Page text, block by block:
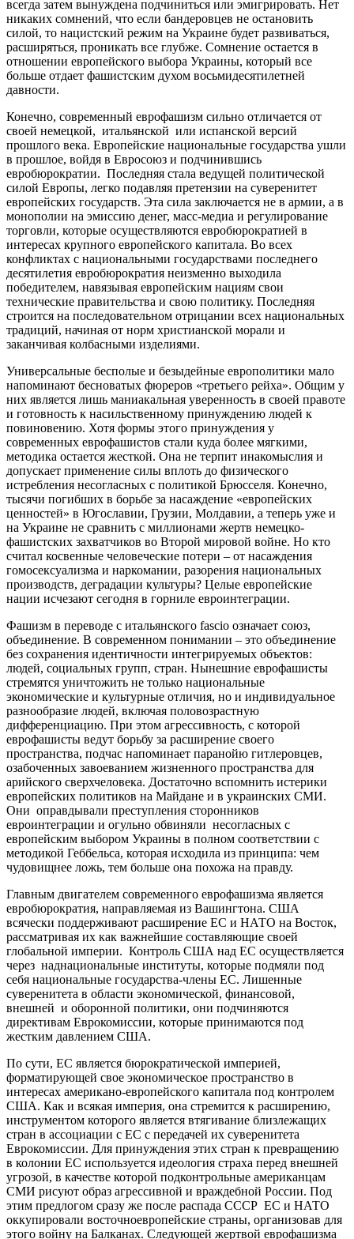
всегда затем вынуждена подчиниться или эмигрировать. Нет
никаких сомнений, что если бандеровцев не остановить
силой, то нацистский режим на Украине будет развиваться,
расширяться, проникать все глубже. Сомнение остается в
отношении европейского выбора Украины, который все
больше отдает фашистским духом восьмидесятилетней
давности.
Конечно, современный еврофашизм сильно отличается от
своей немецкой, итальянской или испанской версий
прошлого века. Европейские национальные государства ушли
в прошлое, войдя в Евросоюз и подчинившись
евробюрократии. Последняя стала ведущей политической
силой Европы, легко подавляя претензии на суверенитет
европейских государств. Эта сила заключается не в армии, а в
монополии на эмиссию денег, масс-медиа и регулирование
торговли, которые осуществляются евробюрократией в
интересах крупного европейского капитала. Во всех
конфликтах с национальными государствами последнего
десятилетия евробюрократия неизменно выходила
победителем, навязывая европейским нациям свои
технические правительства и свою политику. Последняя
строится на последовательном отрицании всех национальных
традиций, начиная от норм христианской морали и
заканчивая колбасными изделиями.
Универсальные бесполые и безыдейные европолитики мало
напоминают бесноватых фюреров «третьего рейха». Общим у
них является лишь маниакальная уверенность в своей правоте
и готовность к насильственному принуждению людей к
повиновению. Хотя формы этого принуждения у
современных еврофашистов стали куда более мягкими,
методика остается жесткой. Она не терпит инакомыслия и
допускает применение силы вплоть до физического
истребления несогласных с политикой Брюсселя. Конечно,
тысячи погибших в борьбе за насаждение «европейских
ценностей» в Югославии, Грузии, Молдавии, а теперь уже и
на Украине не сравнить с миллионами жертв немецко-
фашистских захватчиков во Второй мировой войне. Но кто
считал косвенные человеческие потери – от насаждения
гомосексуализма и наркомании, разорения национальных
производств, деградации культуры? Целые европейские
нации исчезают сегодня в горниле евроинтеграции.
Фашизм в переводе с итальянского fascio означает союз,
объединение. В современном понимании – это объединение
без сохранения идентичности интегрируемых объектов:
людей, социальных групп, стран. Нынешние еврофашисты
стремятся уничтожить не только национальные
экономические и культурные отличия, но и индивидуальное
разнообразие людей, включая половозрастную
дифференциацию. При этом агрессивность, с которой
еврофашисты ведут борьбу за расширение своего
пространства, подчас напоминает паранойю гитлеровцев,
озабоченных завоеванием жизненного пространства для
арийского сверхчеловека. Достаточно вспомнить истерики
европейских политиков на Майдане и в украинских СМИ.
Они оправдывали преступления сторонников
евроинтеграции и огульно обвиняли несогласных с
европейским выбором Украины в полном соответствии с
методикой Геббельса, которая исходила из принципа: чем
чудовищнее ложь, тем больше она похожа на правду.
Главным двигателем современного еврофашизма является
евробюрократия, направляемая из Вашингтона. США
всячески поддерживают расширение ЕС и НАТО на Восток,
рассматривая их как важнейшие составляющие своей
глобальной империи. Контроль США над ЕС осуществляется
через наднациональные институты, которые подмяли под
себя национальные государства-члены ЕС. Лишенные
суверенитета в области экономической, финансовой,
внешней и оборонной политики, они подчиняются
директивам Еврокомиссии, которые принимаются под
жестким давлением США.
По сути, ЕС является бюрократической империей,
форматирующей свое экономическое пространство в
интересах американо-европейского капитала под контролем
США. Как и всякая империя, она стремится к расширению,
инструментом которого является втягивание близлежащих
стран в ассоциации с ЕС с передачей их суверенитета
Еврокомиссии. Для принуждения этих стран к превращению
в колонии ЕС используется идеология страха перед внешней
угрозой, в качестве которой подконтрольные американцам
СМИ рисуют образ агрессивной и враждебной России. Под
этим предлогом сразу же после распада СССР ЕС и НАТО
оккупировали восточноевропейские страны, организовав для
этого войну на Балканах. Следующей жертвой еврофашизма